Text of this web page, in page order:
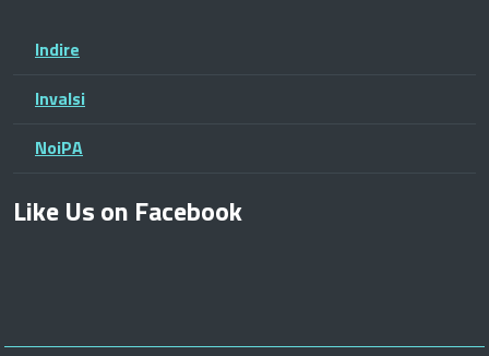
Indire
Invalsi
NoiPA
Like Us on Facebook